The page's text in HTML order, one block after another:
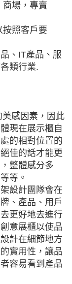
場，專賣
照客戶要
、IT產品、服
類行業.
感因素，因此
現在展示櫃自
的相對位置的
佳的話才能更
整體感分多
等。
設計團隊會在
、產品、用戶
更好地去進行
意展櫃以使品
計在細節地方
實用性，讓品
容易看到產品